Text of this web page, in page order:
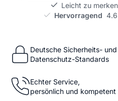
Leicht zu
Hervorragend
Deutsche Sicherheits- und
Datenschutz-Standards
Echter Service,
persönlich und kompetent